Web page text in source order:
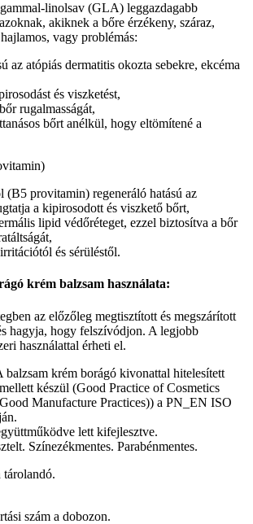
linolsav (GLA) leggazdagabb
akiknek a bőre érzékeny, száraz,
vagy problémás:
az atópiás dermatitis okozta sebekre, ekcéma
és viszketést,
rugalmasságát,
bőrt anélkül, hogy eltömítené a
(B5 provitamin) regeneráló hatású az
a kipirosodott és viszkető bőrt,
lipid védőréteget, ezzel biztosítva a bőr
és sérüléstől.
krém balzsam használata:
az előzőleg megtisztított és megszárított
hagyja, hogy felszívódjon. A legjobb
használattal érheti el.
krém borágó kivonattal hitelesített
készül (Good Practice of Cosmetics
Manufacture Practices)) a PN_EN ISO
lett kifejlesztve.
Színezékmentes. Parabénmentes.
tárolandó.
szám a dobozon.